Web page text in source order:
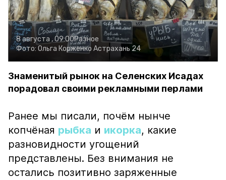
8 августа , 09:00Разное
Фото: Ольга Корженко Астрахань 24
Знаменитый рынок на Селенских Исадах
порадовал своими рекламными перлами
Ранее мы писали, почём нынче
копчёная рыбка и икорка, какие
разновидности угощений
представлены. Без внимания не
остались позитивно заряженные